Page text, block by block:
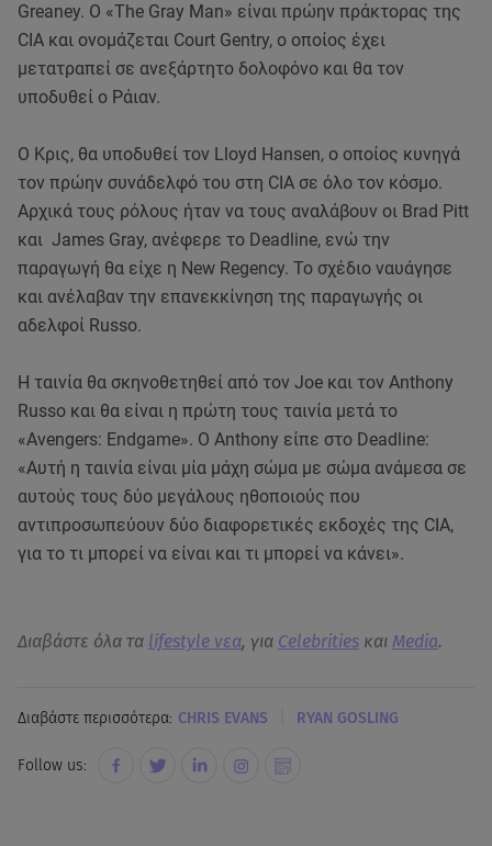
Greaney. Ο «The Gray Man» είναι πρώην πράκτορας της
CIA και ονομάζεται Court Gentry, ο οποίος έχει
μετατραπεί σε ανεξάρτητο δολοφόνο και θα τον
υποδυθεί ο Ράιαν.
Ο Κρις, θα υποδυθεί τον Lloyd Hansen, ο οποίος κυνηγά
τον πρώην συνάδελφό του στη CIA σε όλο τον κόσμο.
Αρχικά τους ρόλους ήταν να τους αναλάβουν οι Brad Pitt
και James Gray, ανέφερε το Deadline, ενώ την
παραγωγή θα είχε η New Regency. Το σχέδιο ναυάγησε
και ανέλαβαν την επανεκκίνηση της παραγωγής οι
αδελφοί Russo.
Η ταινία θα σκηνοθετηθεί από τον Joe και τον Anthony
Russo και θα είναι η πρώτη τους ταινία μετά το
«Avengers: Endgame». Ο Anthony είπε στο Deadline:
«Αυτή η ταινία είναι μία μάχη σώμα με σώμα ανάμεσα σε
αυτούς τους δύο μεγάλους ηθοποιούς που
αντιπροσωπεύουν δύο διαφορετικές εκδοχές της CIA,
για το τι μπορεί να είναι και τι μπορεί να κάνει».
Διαβάστε όλα τα lifestyle νεα, για Celebrities και Media.
Διαβάστε περισσότερα: CHRIS EVANS RYAN GOSLING
Follow us: